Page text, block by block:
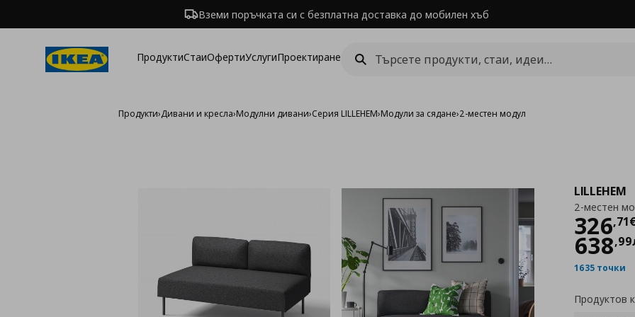
Вземи поръчката си с безплатна доставка до мобилен хъб
ПродуктиСтаиОфертиУслугиПроектиране
Продукти›Дивани и кресла›Модулни дивани›Серия LILLEHEM›Модули за сядане›2-местен модул
LILLEHEM
2-местен
326,71
638,99
1635 точки
Продуктов